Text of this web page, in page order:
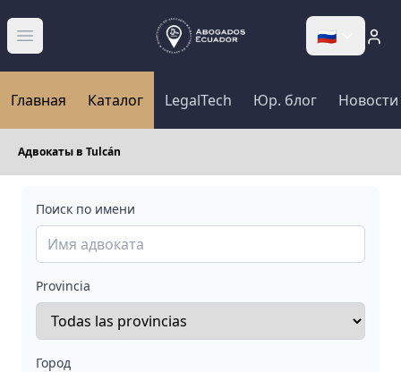
Abrir menú 🇷🇺
Главная Каталог LegalTech Юр. блог Новости
Адвокаты в Tulcán
Поиск по имени
Provincia
Город